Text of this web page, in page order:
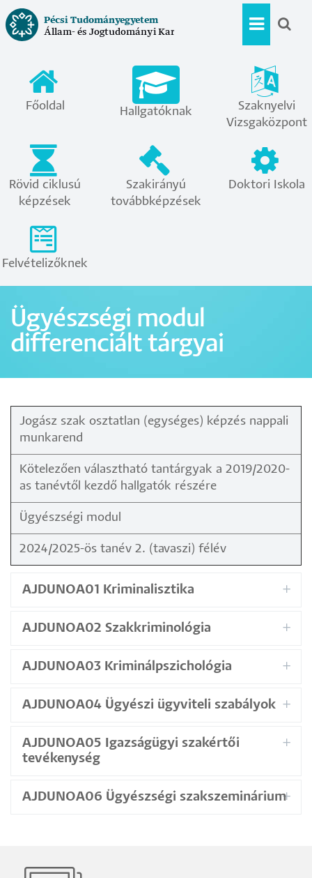
Ugrás
a
tartalomra
Pécsi Tudományegyetem
Állam- és Jogtudományi Kar
menü
Főoldal Hallgatóknak
Szaknyelvi
Vizsgaközpont
Rövid ciklusú
képzések
Szakirányú
továbbképzések
Doktori Iskola
Felvételizőknek
Ügyészségi modul
differenciált tárgyai
Jogász szak osztatlan (egységes) képzés nappali
munkarend
Kötelezően választható tantárgyak a 2019/2020-
as tanévtől kezdő hallgatók részére
Ügyészségi modul
2024/2025-ös tanév 2. (tavaszi) félév
AJDUNOA01 Kriminalisztika
AJDUNOA02 Szakkriminológia
AJDUNOA03 Kriminálpszichológia
AJDUNOA04 Ügyészi ügyviteli szabályok
AJDUNOA05 Igazságügyi szakértői
tevékenység
AJDUNOA06 Ügyészségi szakszeminárium